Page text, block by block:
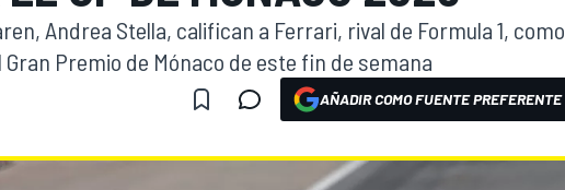
Andrea Stella, califican a Ferrari, rival de Formula 1, como
Premio de Mónaco de este fin de semana
AÑADIR COMO FUENTE PREFERENTE